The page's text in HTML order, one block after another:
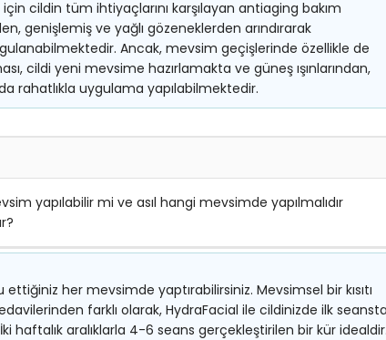
cildin tüm ihtiyaçlarını karşılayan antiaging bakım
genişlemiş ve yağlı gözeneklerden arındırarak
Ancak, mevsim geçişlerinde özellikle de
cildi yeni mevsime hazırlamakta ve güneş ışınlarından,
rahatlıkla uygulama yapılabilmektedir.
yapılabilir mi ve asıl hangi mevsimde yapılmalıdır
ettiğiniz her mevsimde yaptırabilirsiniz. Mevsimsel bir kısıtı
farklı olarak, HydraFacial ile cildinizde ilk
haftalık aralıklarla 4-6 seans gerçekleştirilen bir kür